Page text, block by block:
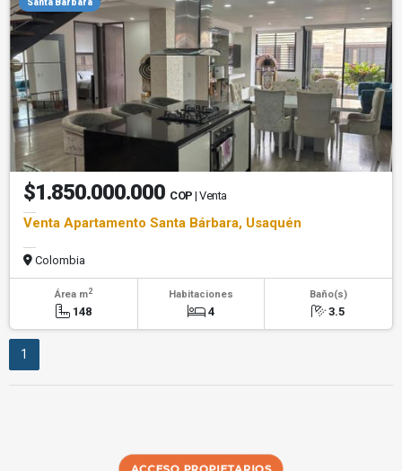
$1.850.000.000 COP | Venta
Venta Apartamento Santa Bárbara, Usaquén
Colombia
Área m2
148
Habitaciones
4
Baño(s)
3.5
1